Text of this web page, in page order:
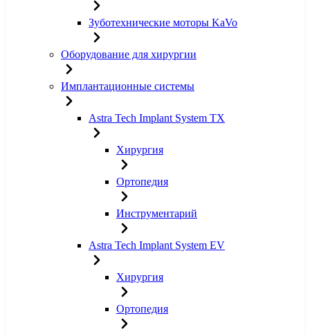
Зуботехнические моторы KaVo
Оборудование для хирургии
Имплантационные системы
Astra Tech Implant System TX
Хирургия
Ортопедия
Инструментарий
Astra Tech Implant System EV
Хирургия
Ортопедия